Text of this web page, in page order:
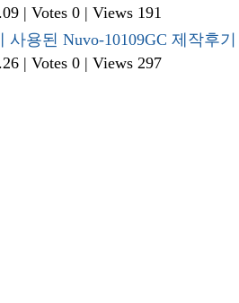
| Votes 0 | Views 191
용된 Nuvo-10109GC 제작후
| Votes 0 | Views 297